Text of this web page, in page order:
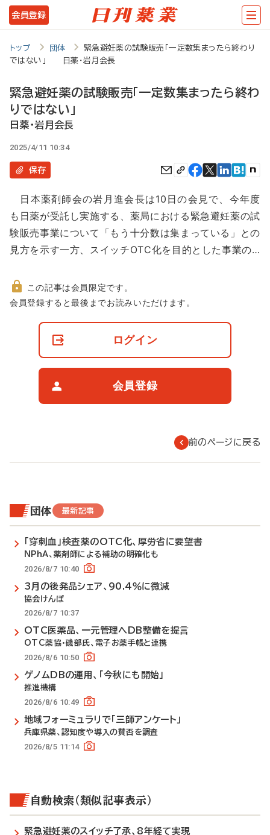
メ
イ
ツ
に
会員登録
トップ 団体
緊急避妊薬の試験販売「一定数集まったら終わり
ではない」 日薬・岩月会長
緊急避妊薬の試験販売「一定数集まったら終わ
りではない」
日薬・岩月会長
2025/4/11 10:34
保存
日本薬剤師会の岩月進会長は10日の会見で、今年度
も日薬が受託し実施する、薬局における緊急避妊薬の試
験販売事業について「もう十分数は集まっている」との
見方を示す一方、スイッチOTC化を目的とした事業の…
非
この記事は会員限定です。
会員登録すると最後までお読みいただけます。
ログイン
会員登録
前のページに戻る
団体 最新記事
「穿刺血」検査薬のOTC化、厚労省に要望書
NPhA、薬剤師による補助の明確化も
2026/8/7 10:40
3月の後発品シェア、90.4％に微減
協会けんぽ
2026/8/7 10:37
OTC医薬品、一元管理へDB整備を提言
OTC薬協・磯部氏、電子お薬手帳と連携
2026/8/6 10:50
ゲノムDBの運用、「今秋にも開始」
推進機構
2026/8/6 10:49
地域フォーミュラリで「三師アンケート」
兵庫県薬、認知度や導入の賛否を調査
2026/8/5 11:14
自動検索（類似記事表示）
緊急避妊薬のスイッチ了承、8年経て実現